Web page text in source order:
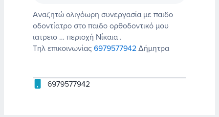
Αναζητώ ολιγόωρη συνεργασία με παιδο
οδοντίατρο στο παιδο ορθοδοντικό μου
ιατρειο … περιοχή Νίκαια .
Τηλ επικοινωνίας6979577942Δήμητρα
6979577942